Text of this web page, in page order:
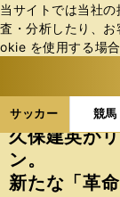
当サイトでは当社
査・分析したり、
okie を使⽤する場
サッカー 競馬
ス
ポ
ル
テ
サッカー
久保建英が
ン。
新たな「革